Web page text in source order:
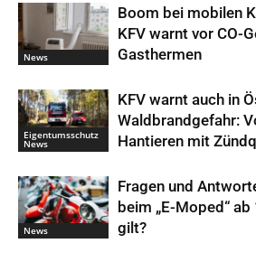
News
Boom bei mobilen
KFV warnt vor CO-
Gasthermen
Eigentumsschutz
News
KFV warnt auch in
Waldbrandgefahr:
Hantieren mit
News
Fragen und
beim „E-Moped“
gilt?